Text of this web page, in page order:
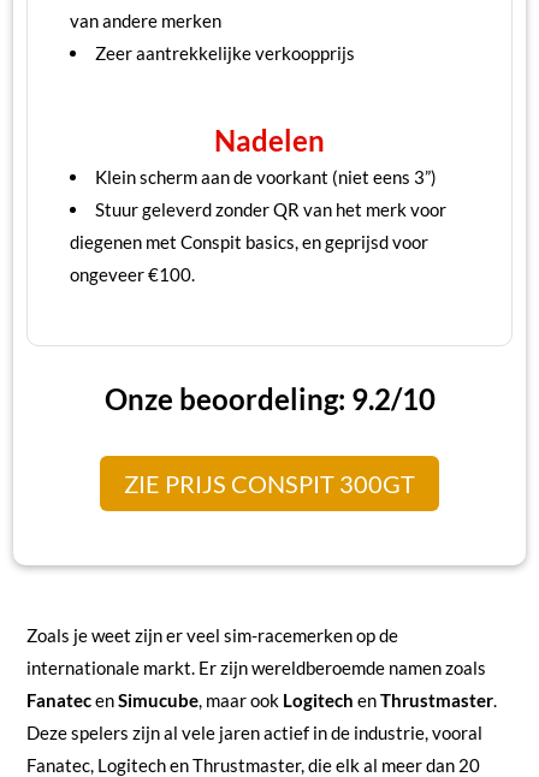
van andere merken
Zeer aantrekkelijke verkoopprijs
Nadelen
Klein scherm aan de voorkant (niet eens 3”)
Stuur geleverd zonder QR van het merk voor
diegenen met Conspit basics, en geprijsd voor
ongeveer €100.
Onze beoordeling: 9.2/10
ZIE PRIJS CONSPIT 300GT
Zoals je weet zijn er veel sim-racemerken op de
internationale markt. Er zijn wereldberoemde namen zoals
FanatecenSimucube, maar ook Logitech enThrustmaster.
Deze spelers zijn al vele jaren actief in de industrie, vooral
Fanatec, Logitech en Thrustmaster, die elk al meer dan 20